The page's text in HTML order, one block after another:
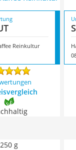
Reinkultur
250 g